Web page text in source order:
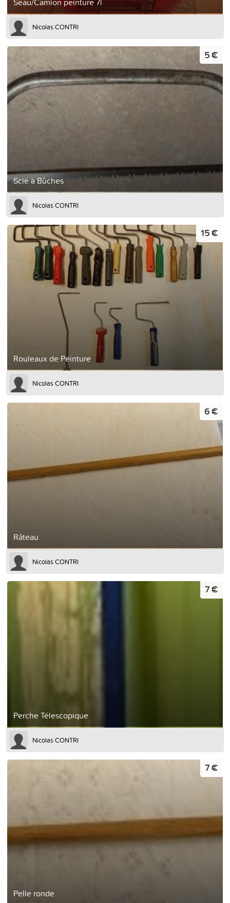
Nicolas CONTRI
Scie à Bûches
5 €
Nicolas CONTRI
Rouleaux de Peinture
15 €
Nicolas CONTRI
Râteau
6 €
Nicolas CONTRI
Perche Télescopique
7 €
Nicolas CONTRI
Pelle ronde
7 €